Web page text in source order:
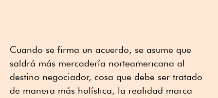
Cuando se firma un acuerdo, se asume que
saldrá más mercadería norteamericana al
destino negociador, cosa que debe ser tratado
de manera más holística, la realidad marca